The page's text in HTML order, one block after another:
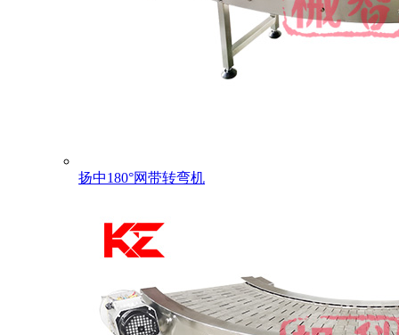
扬中180°网带转弯机